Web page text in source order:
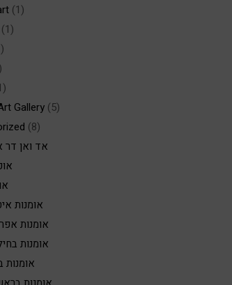
(1)
(1)
Gallery (5)
(8)
אד ואן דר
אומנות
אומנות
אומנות
אומנות